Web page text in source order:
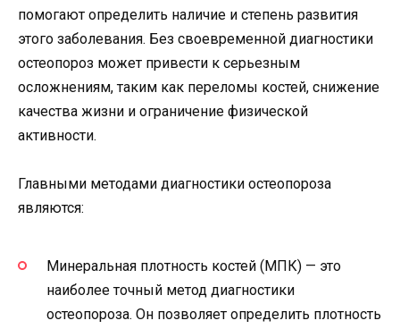
помогают определить наличие и степень развития
этого заболевания. Без своевременной диагностики
остеопороз может привести к серьезным
осложнениям, таким как переломы костей, снижение
качества жизни и ограничение физической
активности.
Главными методами диагностики остеопороза
являются:
Минеральная плотность костей (МПК) — это
наиболее точный метод диагностики
остеопороза. Он позволяет определить плотность